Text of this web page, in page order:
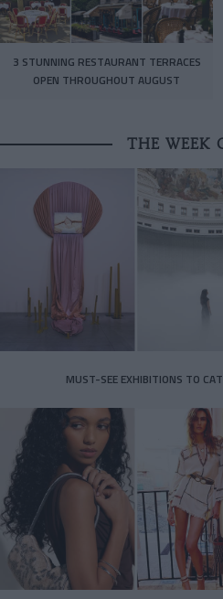
3 STUNNING RESTAURANT TERRACES
OPEN THROUGHOUT AUGUST
THE WEEK
MUST-SEE EXHIBITIONS TO